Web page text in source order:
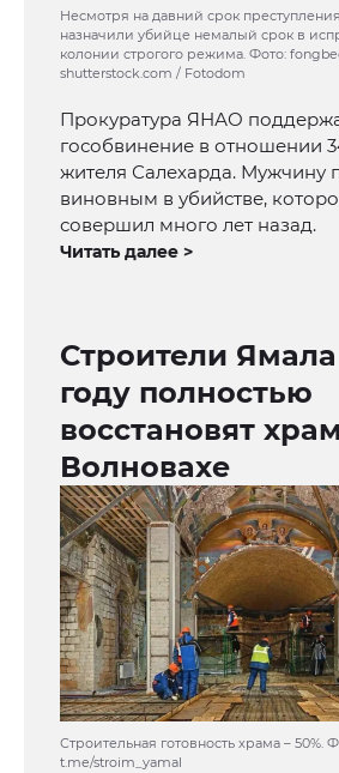
Несмотря на давний срок
назначили убийце немалый срок в
колонии строгого режима. Фото:
shutterstock.com / Fotodom
Прокуратура ЯНАО
гособвинение в отношении
жителя Салехарда. Мужчину
виновным в убийстве,
совершил много лет назад.
Читать далее >
Строители
году полностью
восстановят
Волновахе
Строительная готовность храма – 50%.
t.me/stroim_yamal